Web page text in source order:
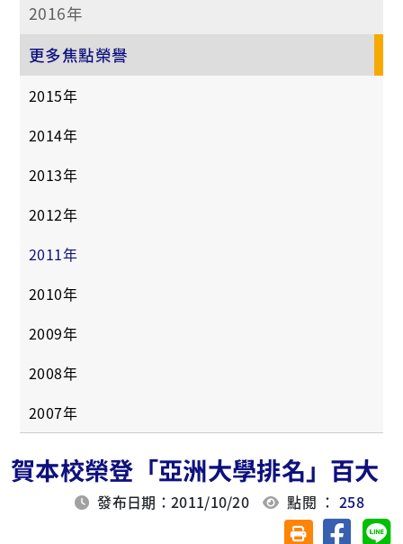
2016年
更多焦點榮譽
2015年
2014年
2013年
2012年
2011年
2010年
2009年
2008年
2007年
賀本校榮登「亞洲大學排名」百大
發布日期：2011/10/20 點閱 ：258
友善列印(另開視
分享至